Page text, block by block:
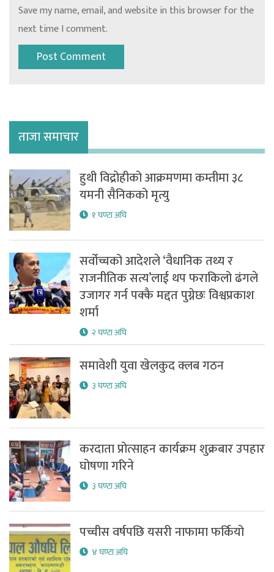
Save my name, email, and website in this browser for the
next time I comment.
ताजा समाचार
हुथी विद्रोहीको आक्रमणमा कम्तीमा ३८
यमनी सैनिकको मृत्यु
१ घण्टा अघि
सर्वोच्चको आदेशले ‘वैधानिक तथ्य र
राजनीतिक सत्य’लाई थप फराकिलो ढंगले
उजागर गर्न पक्कै मद्दत पुग्नेछः विश्वप्रकाश
शर्मा
२ घण्टा अघि
समावेशी युवा खेलकुद क्लब गठन
३ घण्टा अघि
करदाता प्रोत्साहन कार्यक्रम शुक्रबार उपहार
घोषणा गरिने
३ घण्टा अघि
पच्चीस वर्षपछि यसरी नाफामा फर्कियो
४ घण्टा अघि